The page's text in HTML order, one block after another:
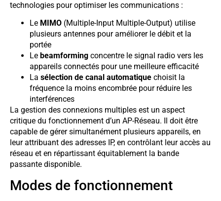
technologies pour optimiser les communications :
Le MIMO (Multiple-Input Multiple-Output) utilise
plusieurs antennes pour améliorer le débit et la
portée
Le beamforming concentre le signal radio vers les
appareils connectés pour une meilleure efficacité
La sélection de canal automatique choisit la
fréquence la moins encombrée pour réduire les
interférences
La gestion des connexions multiples est un aspect
critique du fonctionnement d’un AP-Réseau. Il doit être
capable de gérer simultanément plusieurs appareils, en
leur attribuant des adresses IP, en contrôlant leur accès au
réseau et en répartissant équitablement la bande
passante disponible.
Modes de fonctionnement